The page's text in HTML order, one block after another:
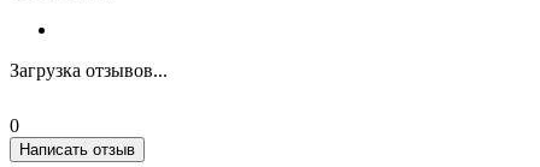
Загрузка отзывов...
0
Написать отзыв